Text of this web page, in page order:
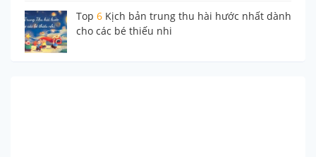
Top 6 Kịch bản trung thu hài hước nhất dành
cho các bé thiếu nhi